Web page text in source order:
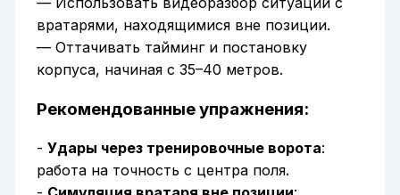
вратарями, находящимися вне позиции.
— Оттачивать тайминг и постановку
корпуса, начиная с 35–40 метров.
Рекомендованные упражнения:
- Удары через тренировочные ворота:
работа на точность с центра поля.